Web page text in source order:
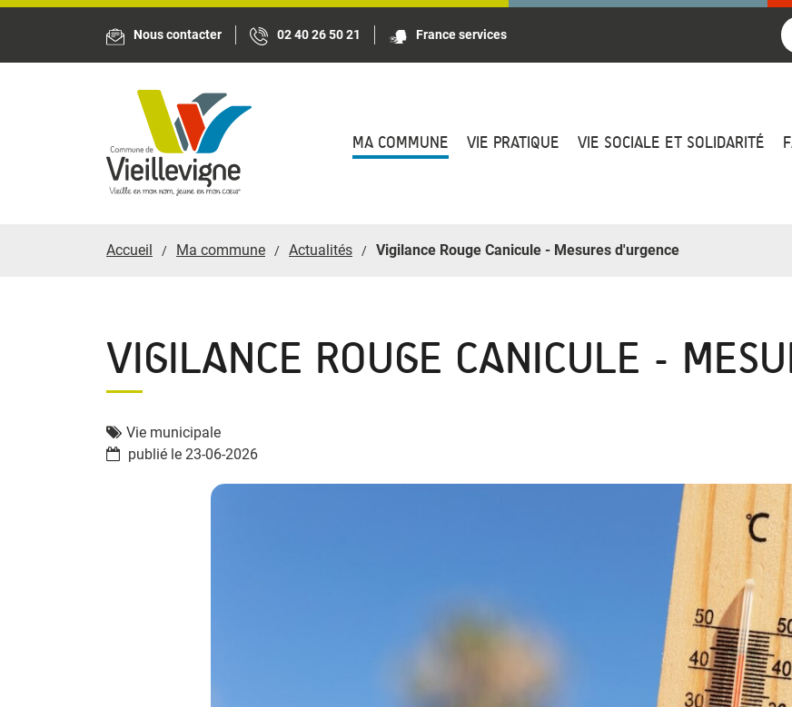
Nous contacter 02 40 26 50 21 France services
MA COMMUNE VIE PRATIQUE VIE SOCIALE ET SOLIDARITÉ
Accueil Ma commune Actualités Vigilance Rouge Canicule - Mesures d'urgence
VIGILANCE ROUGE CANICULE -
Vie municipale
publié le 23-06-2026
Panneau de gestion des cookies